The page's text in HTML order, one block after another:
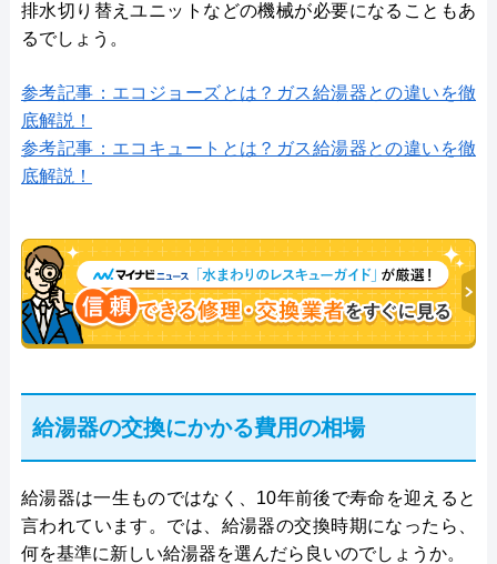
排水切り替えユニットなどの機械が必要になることもあ
るでしょう。
参考記事：エコジョーズとは？ガス給湯器との違いを徹
底解説！
参考記事：エコキュートとは？ガス給湯器との違いを徹
底解説！
給湯器の交換にかかる費用の相場
給湯器は一生ものではなく、10年前後で寿命を迎えると
言われています。では、給湯器の交換時期になったら、
何を基準に新しい給湯器を選んだら良いのでしょうか。